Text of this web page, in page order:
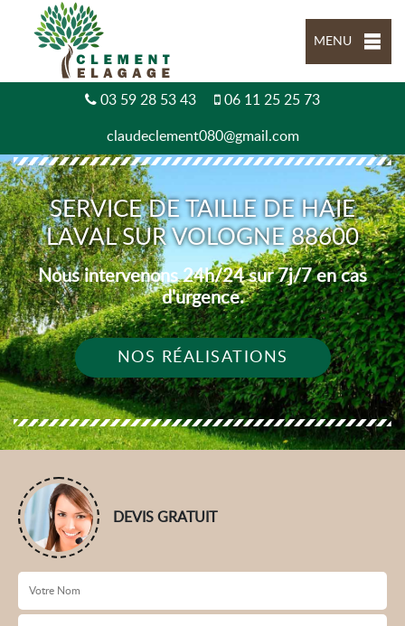
MENU
03 59 28 53 43 06 11 25 25 73
claudeclement080@gmail.com
SERVICE DE TAILLE DE HAIE
LAVAL SUR VOLOGNE 88600
Nous intervenons 24h/24 sur 7j/7 en cas
d'urgence.
NOS RÉALISATIONS
DEVIS GRATUIT